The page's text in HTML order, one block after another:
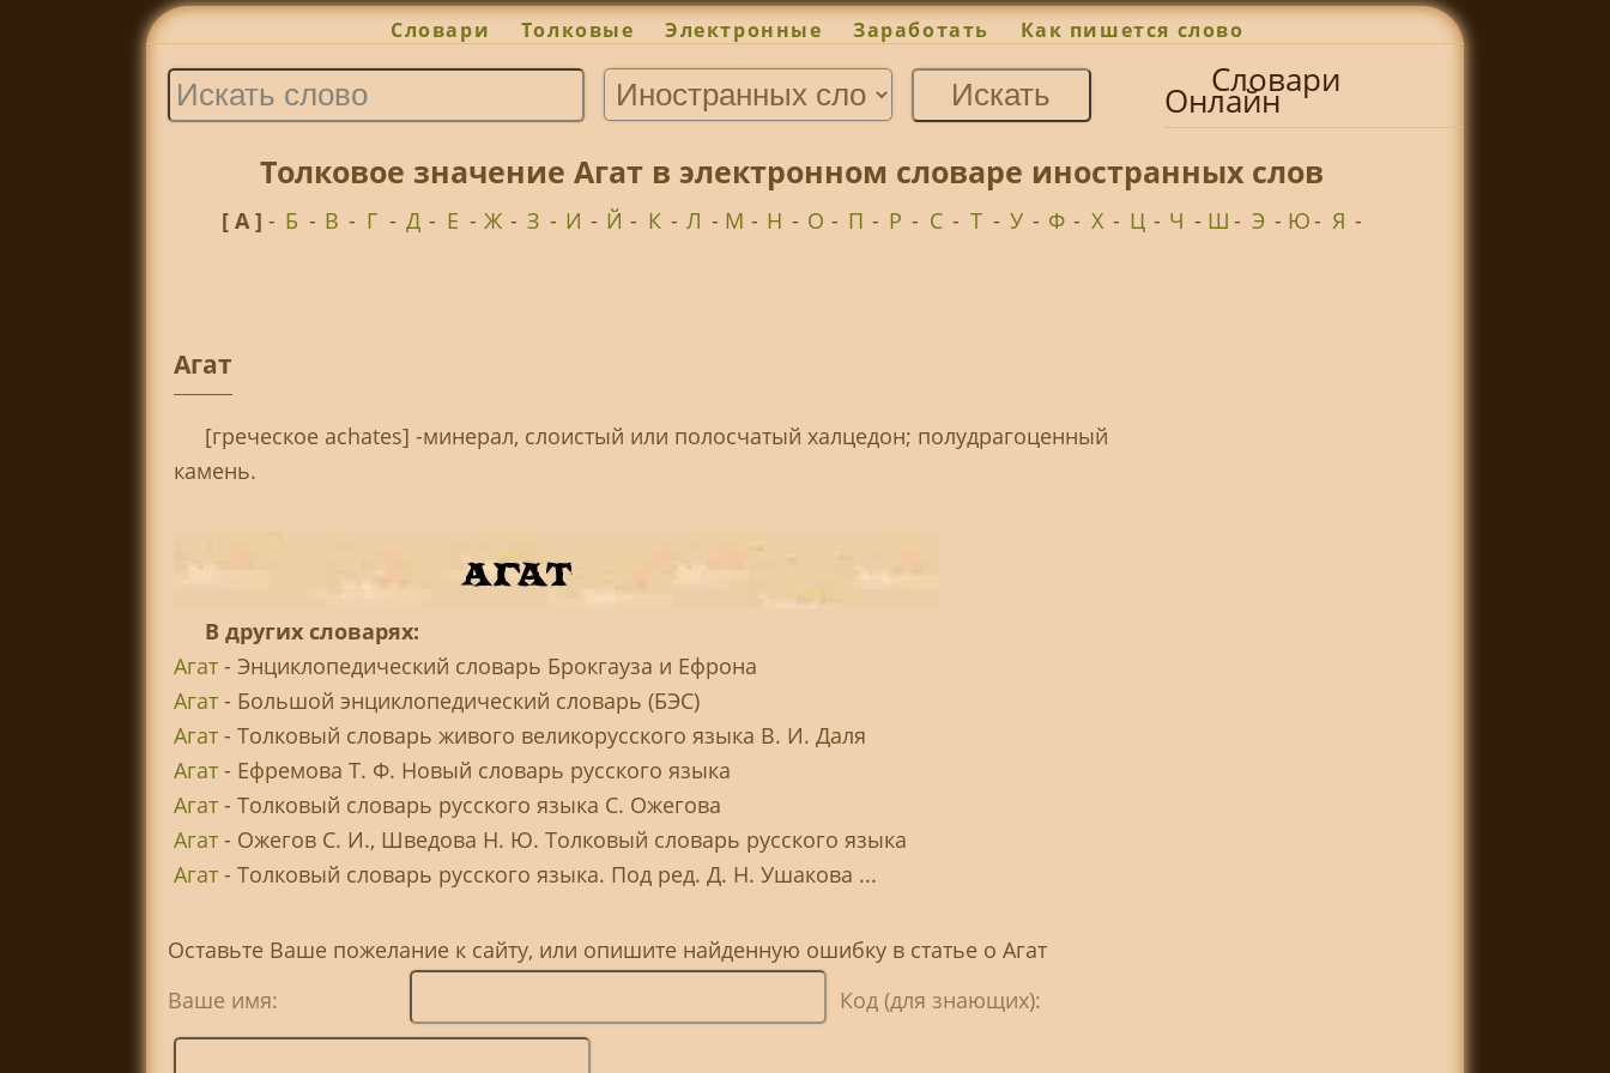
Словари Толковые Электронные Заработать Как пишется слово
Словари
Онлайн
Толковое значение Агат в электронном словаре иностранных слов
[ А ] - Б - В - Г - Д - Е - Ж - З - И - Й - К - Л - М - Н - О - П - Р - С - Т - У - Ф - Х - Ц - Ч - Ш - Э - Ю- Я -
Агат
[греческое achates] -минерал, слоистый или полосчатый халцедон; полудрагоценный
камень.
В других словарях:
Агат- Энциклопедический словарь Брокгауза и Ефрона
Агат- Большой энциклопедический словарь (БЭС)
Агат- Толковый словарь живого великорусского языка В. И. Даля
Агат- Ефремова Т. Ф. Новый словарь русского языка
Агат- Толковый словарь русского языка С. Ожегова
Агат- Ожегов С. И., Шведова Н. Ю. Толковый словарь русского языка
Агат- Толковый словарь русского языка. Под ред. Д. Н. Ушакова ...
Оставьте Ваше пожелание к сайту, или опишите найденную ошибку в статье о Агат
Ваше имя:
Код (для знающих):